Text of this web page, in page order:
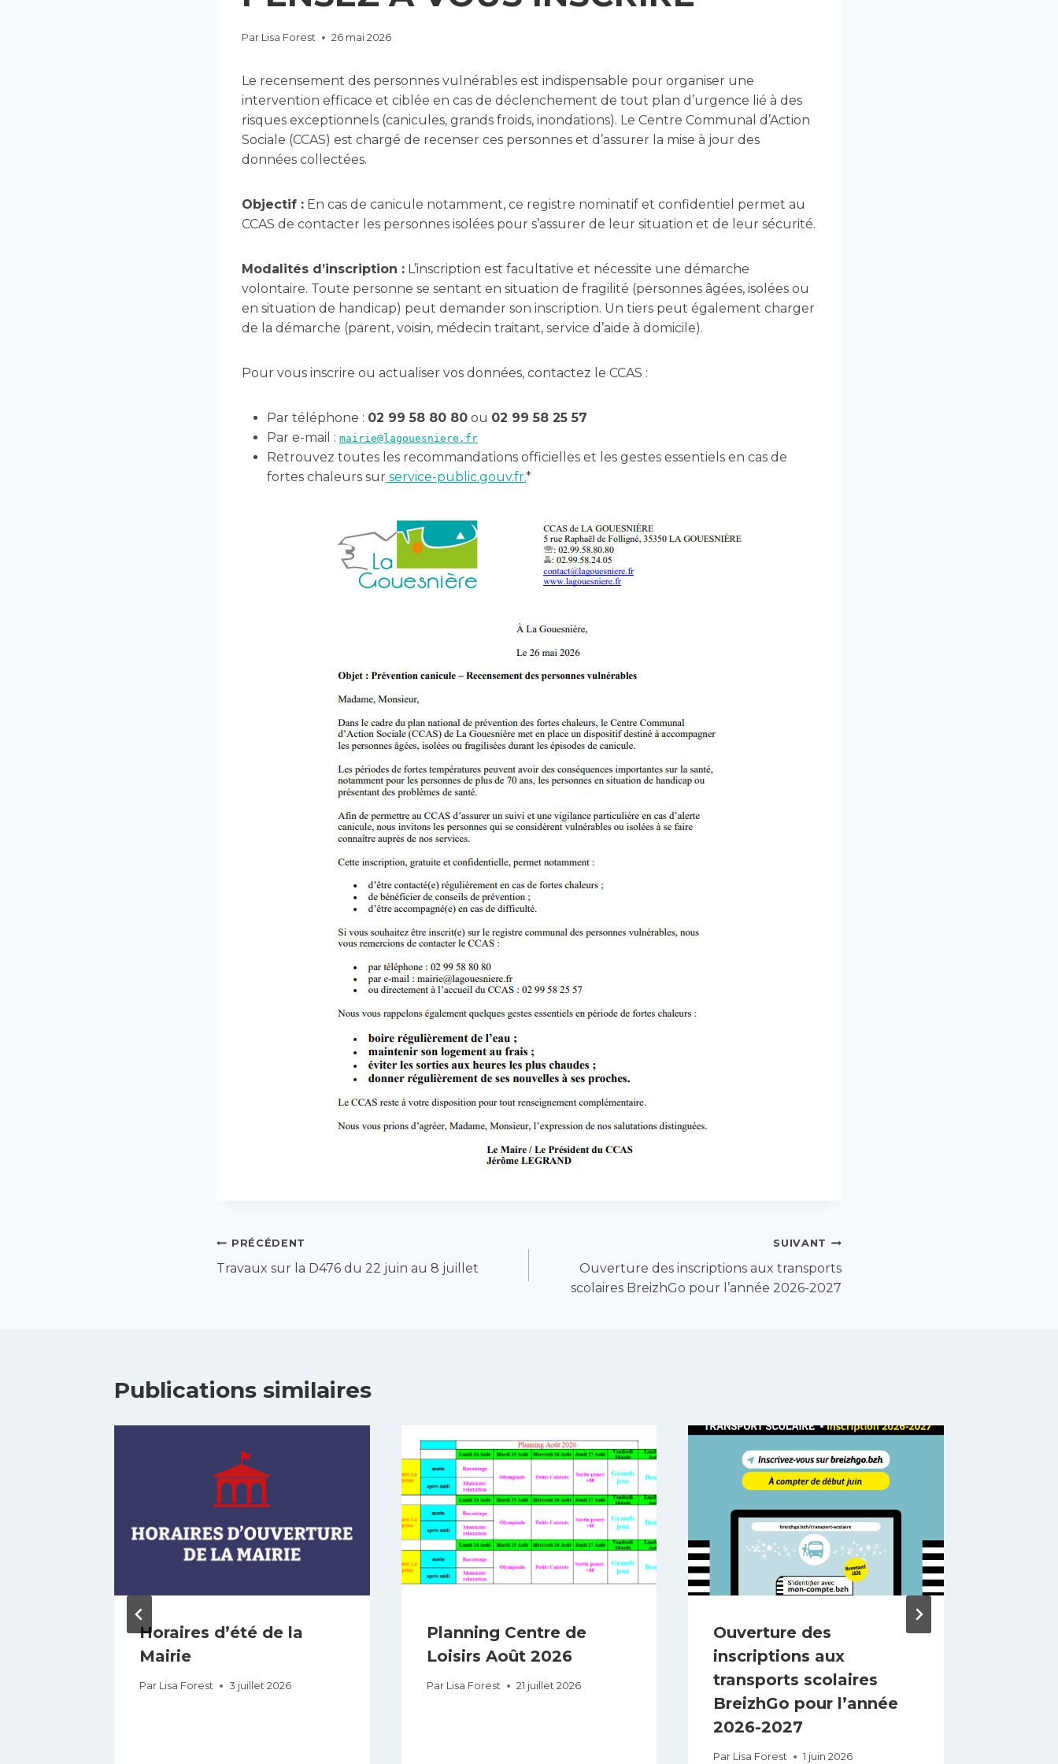
Par Lisa Forest 26 mai 2026
Le recensement des personnes vulnérables est indispensable pour organiser une
intervention efficace et ciblée en cas de déclenchement de tout plan d’urgence lié à des
risques exceptionnels (canicules, grands froids, inondations). Le Centre Communal d’Action
Sociale (CCAS) est chargé de recenser ces personnes et d’assurer la mise à jour des
données collectées.
Objectif : En cas de canicule notamment, ce registre nominatif et confidentiel permet au
CCAS de contacter les personnes isolées pour s’assurer de leur situation et de leur sécurité.
Modalités d’inscription : L’inscription est facultative et nécessite une démarche
volontaire. Toute personne se sentant en situation de fragilité (personnes âgées, isolées ou
en situation de handicap) peut demander son inscription. Un tiers peut également charger
de la démarche (parent, voisin, médecin traitant, service d’aide à domicile).
Pour vous inscrire ou actualiser vos données, contactez le CCAS :
Par téléphone : 02 99 58 80 80 ou 02 99 58 25 57
Par e-mail : mairie@lagouesniere.fr
Retrouvez toutes les recommandations officielles et les gestes essentiels en cas de
fortes chaleurs sur service-public.gouv.fr.*
Navigation
de
PRÉCÉDENT
Travaux sur la D476 du 22 juin au 8 juillet
SUIVANT
Ouverture des inscriptions aux transports
scolaires BreizhGo pour l’année 2026-2027
Publications similaires
Horaires d’été de la
Mairie
Par Lisa Forest 3 juillet 2026
Planning Centre de
Loisirs Août 2026
Par Lisa Forest 21 juillet 2026
Ouverture des
inscriptions aux
transports scolaires
BreizhGo pour l’année
2026-2027
Par Lisa Forest 1 juin 2026